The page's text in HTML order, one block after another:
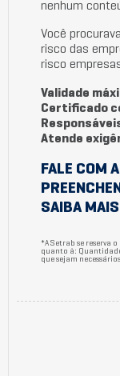
nenhum
Você
risco das
risco
Validade
Certificado
Atende
FALE COM
SAIBA
*A Setrab se reserva
quanto à:
que sejam